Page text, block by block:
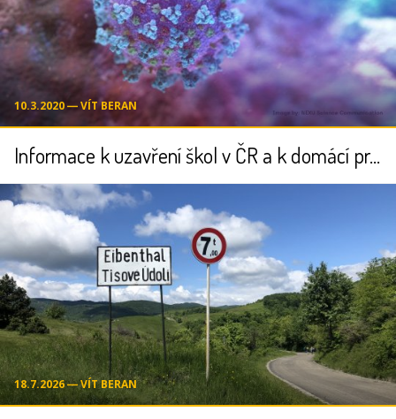
10.3.2020 ― VÍT BERAN
Informace k uzavření škol v ČR a k domácí práci dětí
18.7.2026 ― VÍT BERAN